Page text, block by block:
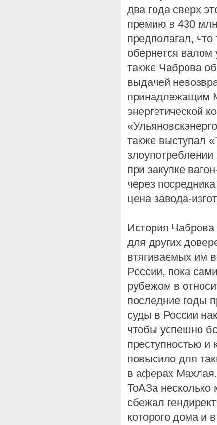
два года сверх
премию в 430
предполагал,
обернется
также Чаброва
выдачей
принадлежащим
энергетической
также выступал
при закупке
через
цена завода-
История
для других
втягиваемых им
России, пока
рубежом в
последние годы
суды в России
чтобы успешно
преступностью и
повысило для
в аферах
ТоАЗа несколько
сбежал
которого дома и